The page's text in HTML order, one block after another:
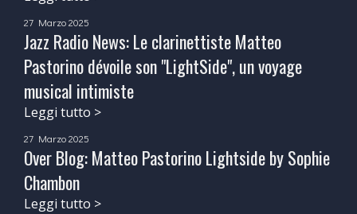
27 Marzo 2025
Jazz Radio News: Le clarinettiste Matteo
Pastorino dévoile son "LightSide", un voyage
musical intimiste
Leggi tutto >
27 Marzo 2025
Over Blog: Matteo Pastorino Lightside by Sophie
Chambon
Leggi tutto >